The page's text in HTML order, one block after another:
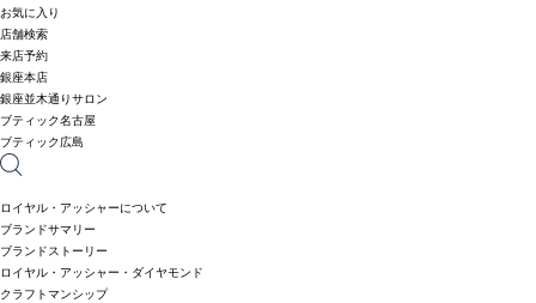
お気に入り
店舗検索
来店予約
銀座本店
銀座並木通りサロン
ブティック名古屋
ブティック広島
ロイヤル・アッシャーについて
ブランドサマリー
ブランドストーリー
ロイヤル・アッシャー・ダイヤモンド
クラフトマンシップ